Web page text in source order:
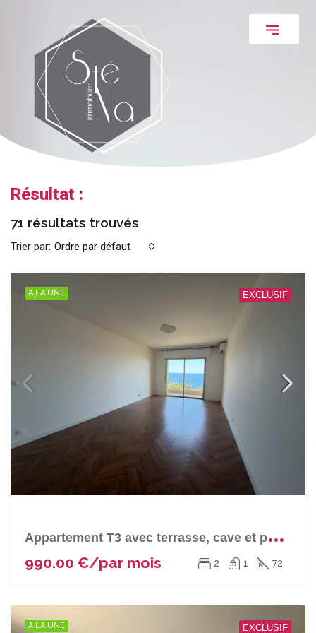
Résultat :
71 résultats trouvés
Trier par: Ordre par défaut
A LA UNE EXCLUSIF
A
ppartement T3 avec terrasse, cave et parking à PIETRANERA
990.00 €/par mois 2 1 72
A LA UNE EXCLUSIF